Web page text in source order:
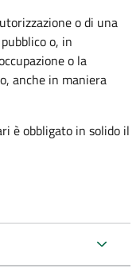
o di una
o, in
o la
anche in maniera
è obbligato in solido il